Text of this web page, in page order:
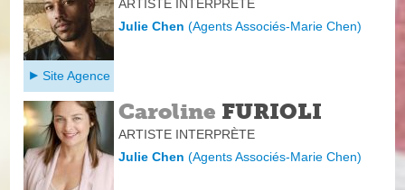
ARTISTE INTERPRÈTE
Julie Chen(Agents Associés-Marie Chen)
Site Agence
Caroline FURIOLI
ARTISTE INTERPRÈTE
Julie Chen(Agents Associés-Marie Chen)